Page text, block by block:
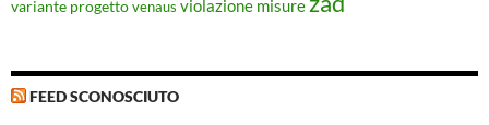
variante progettovenaus violazione misure
FEED SCONOSCIUTO